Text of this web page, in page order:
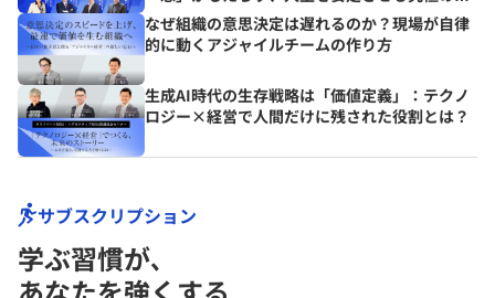
産とは？
なぜ組織の意思決定は遅れるのか？現場が自律
的に動くアジャイルチームの作り方
生成AI時代の生存戦略は「価値定義」：テクノ
ロジー×経営で人間だけに残された役割とは？
サブスクリプション
学ぶ習慣が､